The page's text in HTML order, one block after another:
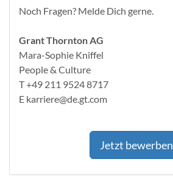
Noch Fragen? Melde Dich gerne.
Grant Thornton AG
Mara-Sophie Kniffel
People & Culture
T +49 211 9524 8717
E karriere@de.gt.com
Jetzt bewerben